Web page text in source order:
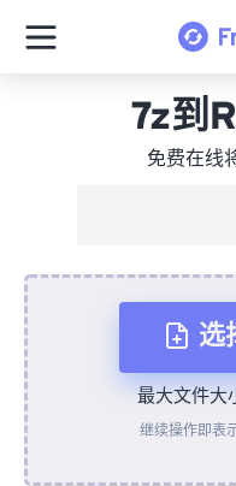
7z到
免费在线
选
从
最大文件大
继续操作即表